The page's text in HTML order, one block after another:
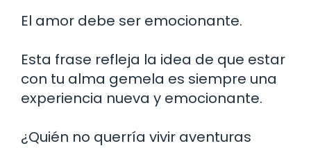
El amor debe ser emocionante.
Esta frase refleja la idea de que estar
con tu alma gemela es siempre una
experiencia nueva y emocionante.
¿Quién no querría vivir aventuras